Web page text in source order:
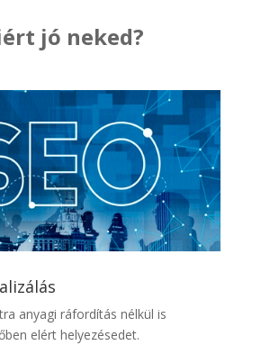
jó neked?
anyagi ráfordítás nélkül is
elért helyezésedet.